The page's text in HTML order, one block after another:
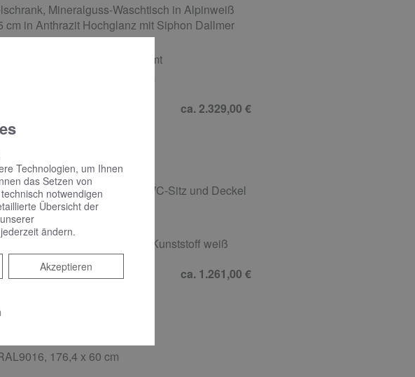
Mineralguss-Waschtisch in Alpinweiß
cm in Anthrazit Hochglanz mit Siphon Dallmer
mit Ablaufgarnitur, verchromt
Hochglanz, 30 x 32 x 160 cm
ca. 2.329,00 €
weiß, mit clivia lux WC-Sitz und Deckel
112 cm
Spülung in Glas weiß und Kunststoff weiß
ca. 1.261,00 €
176,4 x 60 cm
Technologien, um Ihnen
das Setzen von
notwendigen
Übersicht der
jederzeit ändern.
Akzeptieren